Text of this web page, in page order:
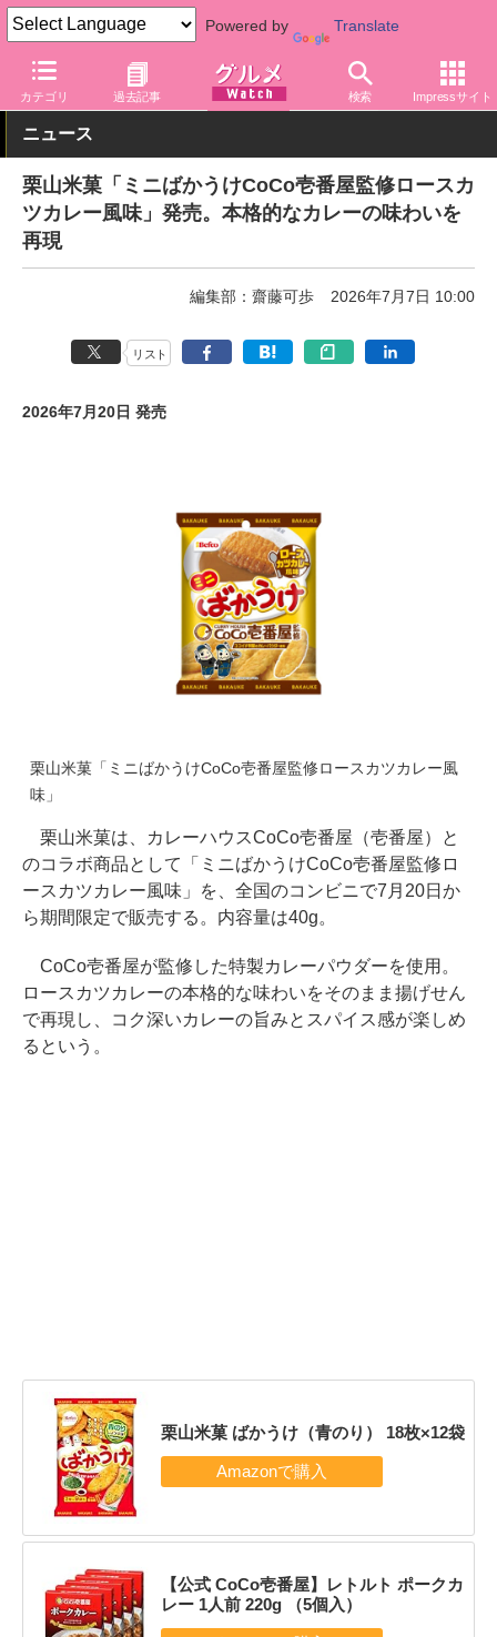
Powered by Translate
カテゴリ 過去記事 検索 Impressサイト
グルメ Watch 菓子・スイーツ せんべい・米菓
ニュース
栗山米菓「ミニばかうけCoCo壱番屋監修ロースカ
ツカレー風味」発売。本格的なカレーの味わいを
再現
編集部：齋藤可歩 2026年7月7日 10:00
リスト
2026年7月20日 発売
栗山米菓「ミニばかうけCoCo壱番屋監修ロースカツカレー風
味」
栗山米菓は、カレーハウスCoCo壱番屋（壱番屋）と
のコラボ商品として「ミニばかうけCoCo壱番屋監修ロ
ースカツカレー風味」を、全国のコンビニで7月20日か
ら期間限定で販売する。内容量は40g。
CoCo壱番屋が監修した特製カレーパウダーを使用。
ロースカツカレーの本格的な味わいをそのまま揚げせん
で再現し、コク深いカレーの旨みとスパイス感が楽しめ
るという。
栗山米菓 ばかうけ（青のり） 18枚×12袋
【公式 CoCo壱番屋】レトルト ポークカ
レー 1人前 220g （5個入）